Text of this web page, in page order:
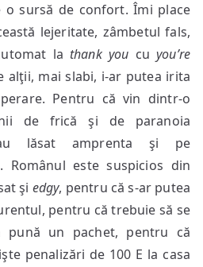
sursă de confort. Îmi place
lejeritate, zâmbetul fals,
la thank you cuyou’re
alţii, mai slabi, i-ar putea irita
Pentru că vin dintr-o
de frică şi de paranoia
au lăsat amprenta şi pe
Românul este suspicios din
şi edgy, pentru că s-ar putea
pentru că trebuie să se
pună un pachet, pentru că
penalizări de 100 E la casa